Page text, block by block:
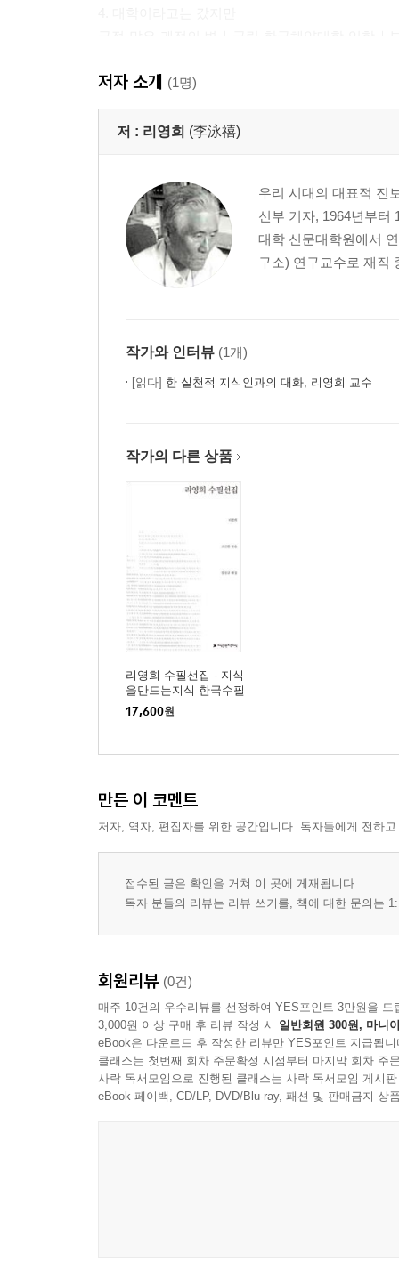
굴절 많은 궤적의 변｜국립 한국해양대학 입학｜
5. 안동중학교 영어선생이 되어
새로운 선택｜10년 만에 부모님과 함께
1950년 6월 25일｜일가이산(一家離散)의 피난행
7. 전장과 인간
지리산에서의 개안｜인명은 재천, 만사가 새옹
｜신흥사와 낙산사｜마등령 계곡의 녹슨 철모
사망전보를 받고
제4부 역사의 격류 속에 뛰어들어
일념으로
워싱턴 포스트와 관계를 맺어｜4ㆍ19 전야｜
민주정치를 염원하는 까닭에
11. 군부독재의 치하에서
다시 만나는 군인｜박정희를 따라 워싱턴에｜기
발문 한국 현대사가 빚어낸 지성 리영희_권태선
저자 소개 (1명)
저 : 리영희 (李泳禧)
우리 시대의 대표적 진
신부 기자, 1964년부터
대학 신문대학원에서
구소) 연구교수로 재직
작가와 인터뷰 (1개)
[읽다] 한 실천적 지식인과의 대화, 리영희 교수
작가의 다른 상품
리영희 수필선집 - 지식
을만드는지식 한국수필
선집
17,600원
만든 이 코멘트
저자, 역자, 편집자를 위한 공간입니다. 독자들에게 전하
접수된 글은 확인을 거쳐 이 곳에 게재됩니다.
독자 분들의 리뷰는 리뷰 쓰기를, 책에 대한 문의는
회원리뷰 (0건)
매주 10건의 우수리뷰를 선정하여 YES포인트 3만원을 드
3,000원 이상 구매 후 리뷰 작성 시 일반회원 300원, 마니
eBook은 다운로드 후 작성한 리뷰만 YES포인트 지급됩니
클래스는 첫번째 회차 주문확정 시점부터 마지막 회차 주
사락 독서모임으로 진행된 클래스는 사락 독서모임 게시
eBook 페이백, CD/LP, DVD/Blu-ray, 패션 및 판매금지 상